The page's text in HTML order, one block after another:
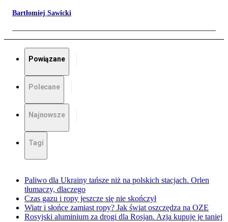
Bartłomiej Sawicki
Powiązane
Polecane
Najnowsze
Tagi
Paliwo dla Ukrainy tańsze niż na polskich stacjach. Orlen
tłumaczy, dlaczego
Czas gazu i ropy jeszcze się nie skończył
Wiatr i słońce zamiast ropy? Jak świat oszczędza na OZE
Rosyjski aluminium za drogi dla Rosjan. Azja kupuje je taniej